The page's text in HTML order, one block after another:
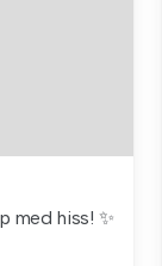
med hiss! ✨